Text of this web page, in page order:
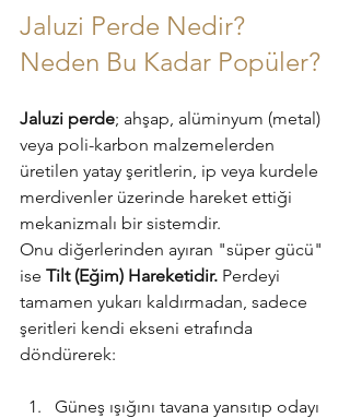
Jaluzi Perde Nedir?
Neden Bu Kadar Popüler?
Jaluzi perde; ahşap, alüminyum (metal)
veya poli-karbon malzemelerden
üretilen yatay şeritlerin, ip veya kurdele
merdivenler üzerinde hareket ettiği
mekanizmalı bir sistemdir.
Onu diğerlerinden ayıran "süper gücü"
ise Tilt (Eğim) Hareketidir. Perdeyi
tamamen yukarı kaldırmadan, sadece
şeritleri kendi ekseni etrafında
döndürerek:
Güneş ışığını tavana yansıtıp odayı